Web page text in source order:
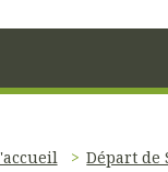
Départ de